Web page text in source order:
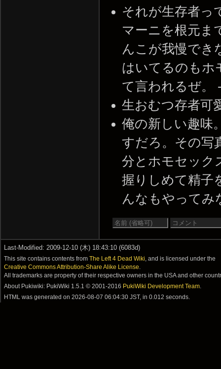
それが生存者っ
マーニを根元ま
んこが我慢でき
はいてるのもホ
て言われるぜ。
生おむつ存者可
俺の新しい趣味
すだろ。その写
分とホモセック
握りしめて精子
んなもやってみ
Last-Modified: 2009-12-10 (木) 18:43:10 (6083d)
This site contains contents fromThe Left 4 Dead Wiki , and is licensed under the
Creative Commons Attribution-Share Alike License
All trademarks are property of their respective owners in the USA and other
About Pukiwiki: PukiWiki 1.5.1 © 2001-2016 PukiWiki Development Team
HTML was generated on2026-08-07 06:04:30 JST, in 0.012 seconds.